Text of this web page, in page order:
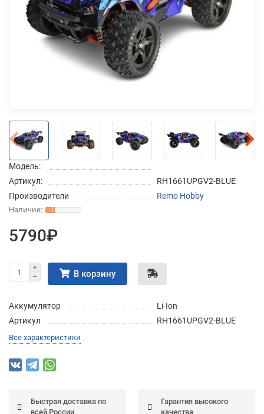
Модель:
Артикул:
RH1661UPGV2-BLUE
Производители
Remo Hobby
5790₽
В корзину
Аккумулятор
Li-Ion
Артикул
RH1661UPGV2-BLUE
Все характеристики
Быстрая доставка по
всей России
Гарантия высокого
качества
Добавляйте товары
в корзину
Оплачивайте сегодня только
% картой любого банка
Получайте товар
выбранный способом
списыватьсяс вашей карты
по 25%каждые 2 недели
об оплате Частями
недель